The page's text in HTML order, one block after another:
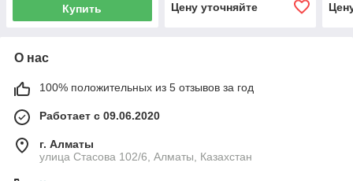
Купить Цену уточняйте
О нас
100% положительных из 5 отзывов за год
Работает с 09.06.2020
г. Алматы
улица Стасова 102/6, Алматы, Казахстан